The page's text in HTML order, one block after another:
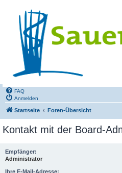
FAQ
Anmelden
Startseite Foren-Übersicht
Kontakt mit der Board-
Empfänger:
Administrator
Ihre E-Mail-Adresse: